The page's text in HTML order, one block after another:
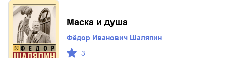
Маска и душа
Фёдор Иванович Шаляпин
3